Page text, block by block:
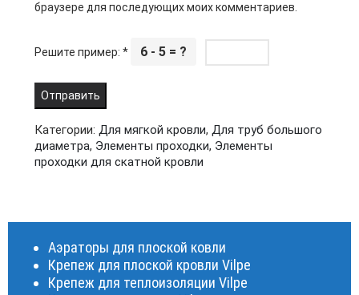
браузере для последующих моих комментариев.
Решите пример: * 6 - 5 = ?
Категории: Для мягкой кровли, Для труб большого
диаметра, Элементы проходки, Элементы
проходки для скатной кровли
Аэраторы для плоской ковли
Крепеж для плоской кровли Vilpe
Крепеж для теплоизоляции Vilpe